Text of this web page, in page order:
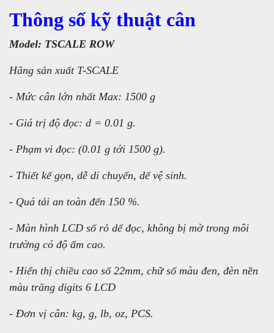
Thông số kỹ thuật cân
Model: TSCALE ROW
Hãng sản xuất T-SCALE
- Mức cân lớn nhất Max: 1500 g
- Giá trị độ đọc: d = 0.01 g.
- Phạm vi đọc: (0.01 g tới 1500 g).
- Thiết kế gọn, dễ di chuyển, dể vệ sinh.
- Quá tải an toàn đến 150 %.
- Màn hình LCD số rỏ dể đọc, không bị mờ trong môi
trường có độ ẩm cao.
- Hiển thị chiều cao số 22mm, chữ số màu đen, đèn nền
màu trăng digits 6 LCD
- Đơn vị cân: kg, g, lb, oz, PCS.